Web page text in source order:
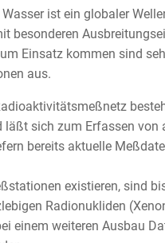
ist ein globaler
besonderen
Einsatz kommen sind
aus.
sich zum Erfassen
bereits aktuelle
existieren, sind
Radionukliden
einem weiteren Ausbau